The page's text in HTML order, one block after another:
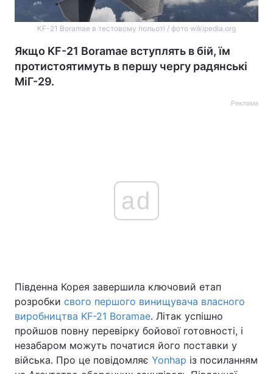
Головна Війна
Україна Політика
Спорт Наука
KF-21 Boramae в тестовому польоті / фото wikipedia.org
Якщо KF-21 Boramae вступлять в бій, їм
протистоятимуть в першу чергу радянські
МіГ-29.
Реклама
ad
Південна Корея завершила ключовий етап
розробки свого першого винищувача власного
виробництва KF-21 Boramae. Літак успішно
пройшов повну перевірку бойової готовності, і
незабаром можуть початися його поставки у
війська. Про це повідомляє Yonhap із посиланням